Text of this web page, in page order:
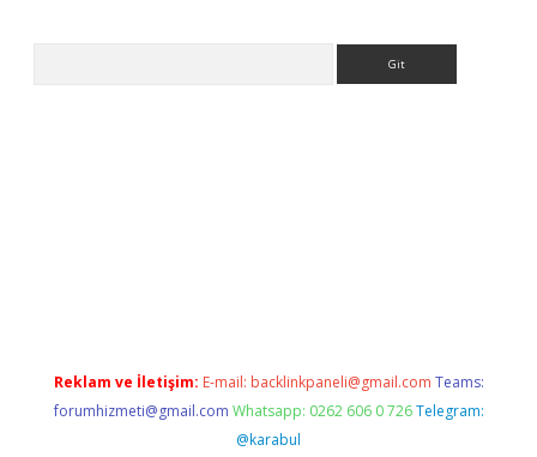
Reklam ve İletişim: E-mail: backlinkpaneli@gmail.com Teams:
forumhizmeti@gmail.com Whatsapp: 0262 606 0 726 Telegram:
@karabul